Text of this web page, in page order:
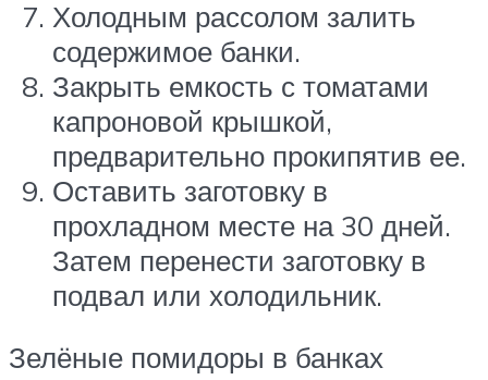
Холодным рассолом залить
содержимое банки.
Закрыть емкость с томатами
капроновой крышкой,
предварительно прокипятив ее.
Оставить заготовку в
прохладном месте на 30 дней.
Затем перенести заготовку в
подвал или холодильник.
Зелёные помидоры в банках